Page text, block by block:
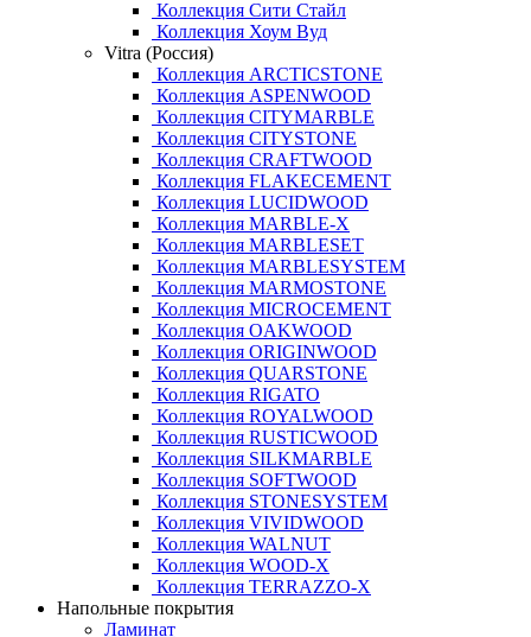
Коллекция Сити Стайл
Коллекция Хоум Вуд
Vitra (Россия)
Коллекция ARCTICSTONE
Коллекция ASPENWOOD
Коллекция CITYMARBLE
Коллекция CITYSTONE
Коллекция CRAFTWOOD
Коллекция FLAKECEMENT
Коллекция LUCIDWOOD
Коллекция MARBLE-X
Коллекция MARBLESET
Коллекция MARBLESYSTEM
Коллекция MARMOSTONE
Коллекция MICROCEMENT
Коллекция OAKWOOD
Коллекция ORIGINWOOD
Коллекция QUARSTONE
Коллекция RIGATO
Коллекция ROYALWOOD
Коллекция RUSTICWOOD
Коллекция SILKMARBLE
Коллекция SOFTWOOD
Коллекция STONESYSTEM
Коллекция VIVIDWOOD
Коллекция WALNUT
Коллекция WOOD-X
Коллекция ТЕRRАZZO-X
Напольные покрытия
Ламинат